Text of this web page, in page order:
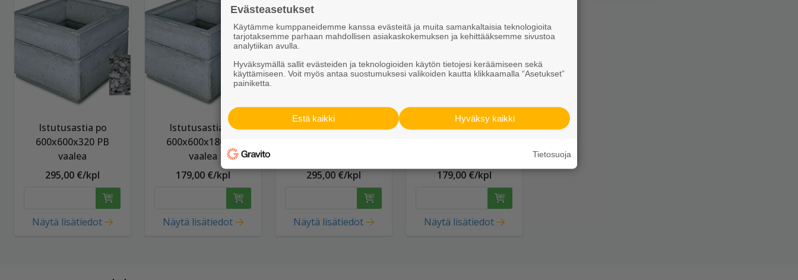
Istutusastia po
600x600x320 PB
vaalea
295,00 €/kpl
Näytä lisätiedot
Istutusastia ko
600x600x180 PB
vaalea
179,00 €/kpl
Näytä lisätiedot
Istutusastia po
295,00 €/kpl
Näytä lisätiedot
Istutusastia ko
179,00 €/kpl
Näytä lisätiedot
Evästeasetukset
Käytämme kumppaneidemme kanssa evästeitä ja muita samankaltaisia teknologioita
tarjotaksemme parhaan mahdollisen asiakaskokemuksen ja kehittääksemme sivustoa
analytiikan avulla.
Hyväksymällä sallit evästeiden ja teknologioiden käytön tietojesi keräämiseen sekä
käyttämiseen. Voit myös antaa suostumuksesi valikoiden kautta klikkaamalla “Asetukset”
painiketta.
Hyväksy kaikki
Estä kaikki
Tietosuoja